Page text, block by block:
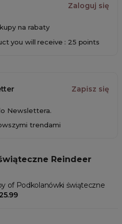
Zaloguj się
na rabaty
you will receive : 25 points
Zapisz się
Newslettera.
trendami
Reindeer
of Podkolanówki świąteczne